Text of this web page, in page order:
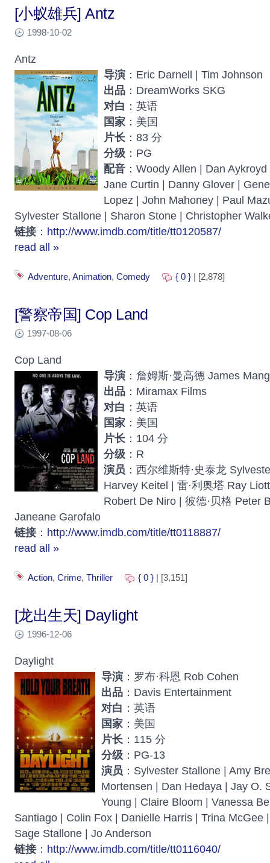
[小蚁雄兵] Antz
1998-10-02
Antz
导演 ：Eric Darnell | Tim Johnson
出品 ：DreamWorks SKG
对白 ：英语
国家 ：美国
片长 ：83 分
分级 ：PG
配音 ：Woody Allen | Dan
Jane Curtin | Danny Glover |
Lopez | John Mahoney | Paul
Sylvester Stallone | Sharon Stone | Christopher
链接 ： http://www.imdb.com/title/tt0120587/
read all »
Adventure, Animation, Comedy { 0 } | [2,878]
[警察帝国] Cop Land
1997-08-06
Cop Land
导演 ：詹姆斯·曼高德 James
出品 ：Miramax Films
对白 ：英语
国家 ：美国
片长 ：104 分
分级 ：R
演员 ：西尔维斯特·史泰龙
Harvey Keitel | 雷·利奥塔 Ray
Robert De Niro | 彼德·贝格 Peter
Janeane Garofalo
链接 ： http://www.imdb.com/title/tt0118887/
read all »
Action, Crime, Thriller { 0 } | [3,151]
[龙出生天] Daylight
1996-12-06
Daylight
导演 ：罗布·科恩 Rob Cohen
出品 ：Davis Entertainment
对白 ：英语
国家 ：美国
片长 ：115 分
分级 ：PG-13
演员 ：Sylvester Stallone | Amy
Mortensen | Dan Hedaya | Jay O.
Young | Claire Bloom | Vanessa
Santiago | Colin Fox | Danielle Harris | Trina McGee
Sage Stallone | Jo Anderson
链接 ： http://www.imdb.com/title/tt0116040/